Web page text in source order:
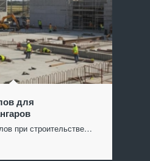
для
при строительстве…